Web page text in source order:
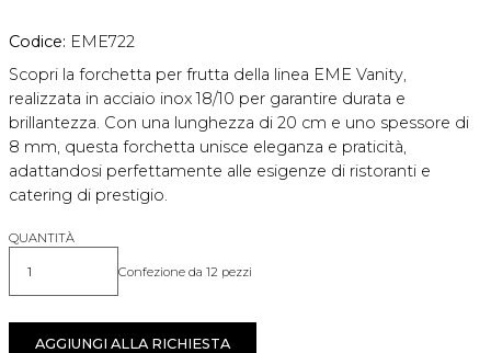
Codice: EME722
Scopri la forchetta per frutta della linea EME Vanity,
realizzata in acciaio inox 18/10 per garantire durata e
brillantezza. Con una lunghezza di 20 cm e uno spessore di
8 mm, questa forchetta unisce eleganza e praticità,
adattandosi perfettamente alle esigenze di ristoranti e
catering di prestigio.
QUANTITÀ
Quantità Confezione da 12 pezzi
AGGIUNGI ALLA RICHIESTA